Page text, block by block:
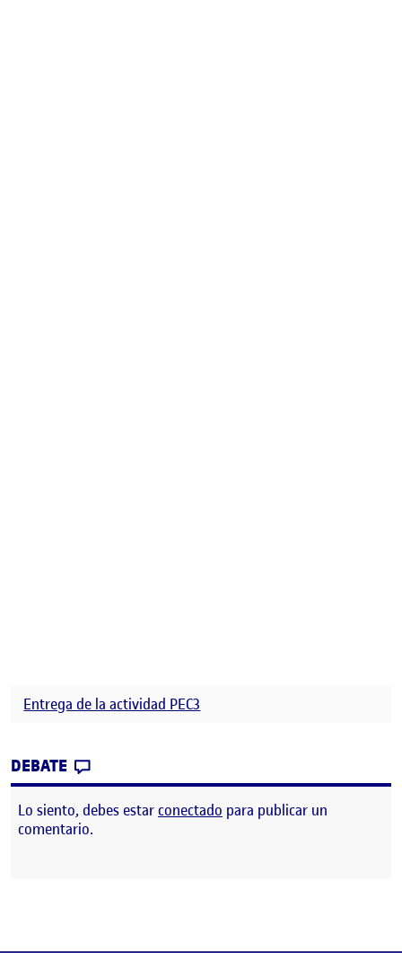
Entrega de la actividad PEC3
DEBATE
Lo siento, debes estarconectado para publicar un
comentario.